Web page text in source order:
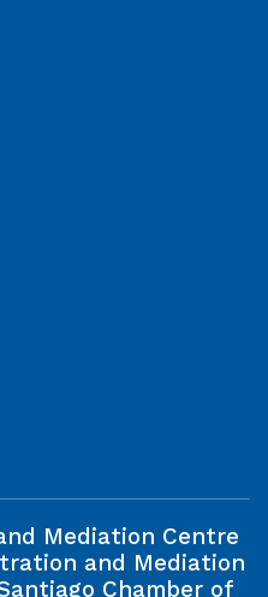
Mediation Centre
and Mediation
Chamber of